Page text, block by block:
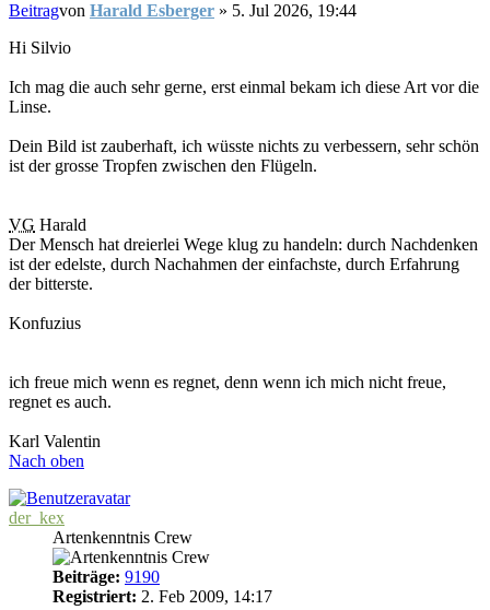
Beitragvon Harald Esberger » 5. Jul 2026, 19:44
Hi Silvio
Ich mag die auch sehr gerne, erst einmal bekam ich diese Art vor die
Linse.
Dein Bild ist zauberhaft, ich wüsste nichts zu verbessern, sehr schön
ist der grosse Tropfen zwischen den Flügeln.
VG Harald
Der Mensch hat dreierlei Wege klug zu handeln: durch Nachdenken
ist der edelste, durch Nachahmen der einfachste, durch Erfahrung
der bitterste.
Konfuzius
ich freue mich wenn es regnet, denn wenn ich mich nicht freue,
regnet es auch.
Karl Valentin
Nach oben
der_kex
Artenkenntnis Crew
Beiträge: 9190
Registriert: 2. Feb 2009, 14:17